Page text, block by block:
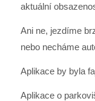
aktuální
Ani ne, jezdíme
nebo necháme
Aplikace by byla
Aplikace o